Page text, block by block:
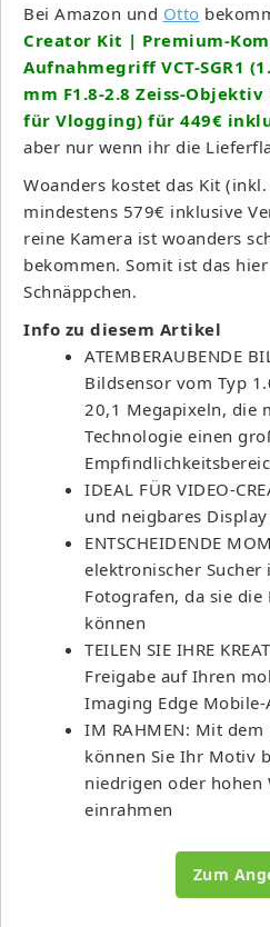
Bei Amazon und Otto
Creator Kit | Premium-
Aufnahmegriff VCT-SGR1
mm F1.8-2.8 Zeiss-
für Vlogging) für 449€
aber nur wenn ihr die
Woanders kostet das Kit
mindestens 579€ inklusive
reine Kamera ist woanders
bekommen. Somit ist das
Schnäppchen.
Info zu diesem Artikel
ATEMBERAUBENDE
Bildsensor vom Typ
20,1 Megapixeln, die
Technologie einen
IDEAL FÜR VIDEO-
und neigbares
ENTSCHEIDENDE
elektronischer Sucher
Fotografen, da sie die
können
TEILEN SIE IHRE
Freigabe auf Ihren
Imaging Edge Mobile-
IM RAHMEN: Mit
können Sie Ihr Motiv
niedrigen oder hohen
einrahmen
Zum